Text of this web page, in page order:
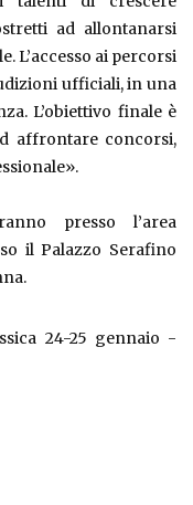
ad allontanarsi
L’accesso ai percorsi
ufficiali, in una
L’obiettivo finale è
affrontare concorsi,
presso l’area
il Palazzo Serafino
24-25 gennaio -